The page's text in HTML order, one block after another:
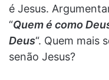
é Jesus.
“Quem é como
Deus“. Quem mais
senão Jesus?